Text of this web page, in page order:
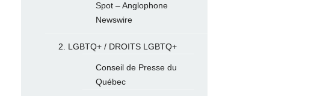
Spot – Anglophone
Newswire
2. LGBTQ+ / DROITS LGBTQ+
Conseil de Presse du
Québec